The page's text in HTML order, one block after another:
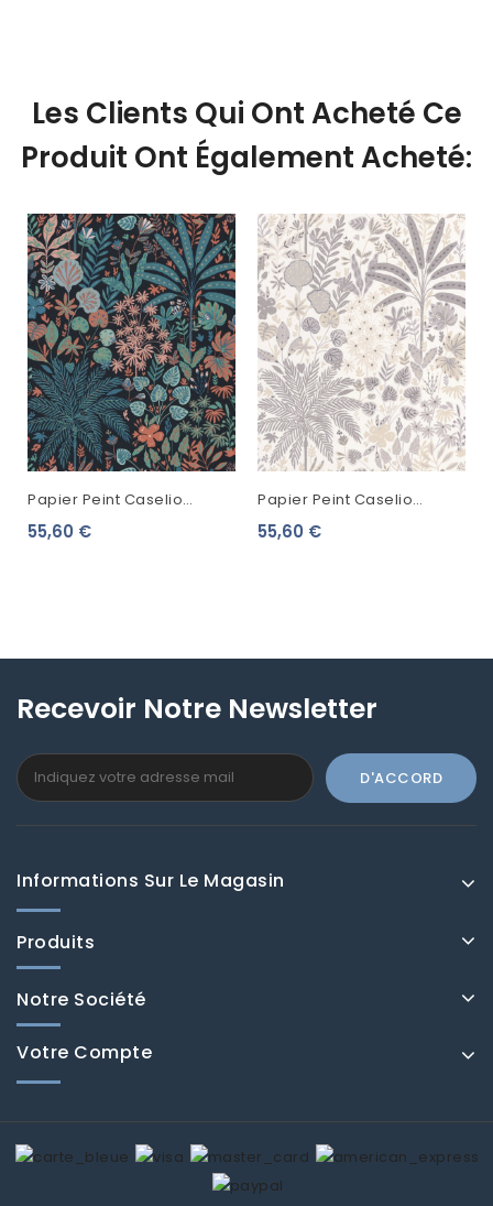
Les Clients Qui Ont Acheté Ce
Produit Ont Également Acheté:
Papier Peint Caselio
Hygge Hope Multicolore
55,60 €
Papier Peint Caselio
Hygge Hope Beige Et
55,60 €
Recevoir Notre Newsletter
Informations Sur Le Magasin
Produits
Notre Société
Votre Compte